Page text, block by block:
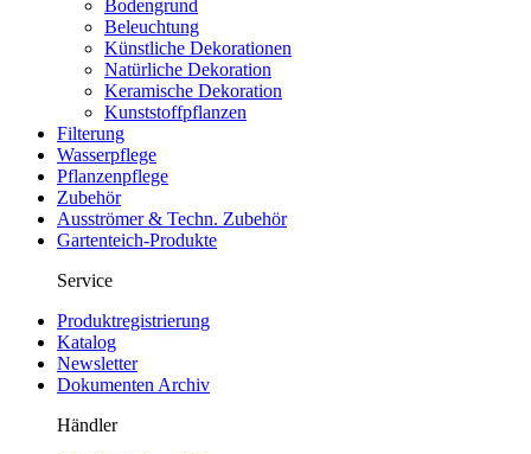
Bodengrund
Beleuchtung
Künstliche Dekorationen
Natürliche Dekoration
Keramische Dekoration
Kunststoffpflanzen
Filterung
Wasserpflege
Pflanzenpflege
Zubehör
Ausströmer & Techn. Zubehör
Gartenteich-Produkte
Service
Produktregistrierung
Katalog
Newsletter
Dokumenten Archiv
Händler